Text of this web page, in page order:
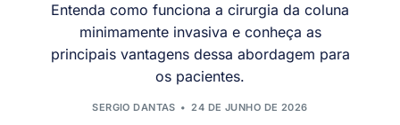
Entenda como funciona a cirurgia da coluna
minimamente invasiva e conheça as
principais vantagens dessa abordagem para
os pacientes.
SERGIO DANTAS 24 DE JUNHO DE 2026